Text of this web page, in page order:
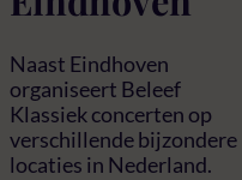
Naast Eindhoven
organiseert Beleef
Klassiek concerten op
verschillende bijzondere
locaties in Nederland.